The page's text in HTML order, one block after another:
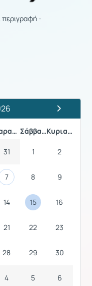
περιγραφή -
Επόμενος
Παρασκευή Σάββατο Κυριακή
31 1 2
7 8 9
14 15 16
21 22 23
28 29 30
4 5 6